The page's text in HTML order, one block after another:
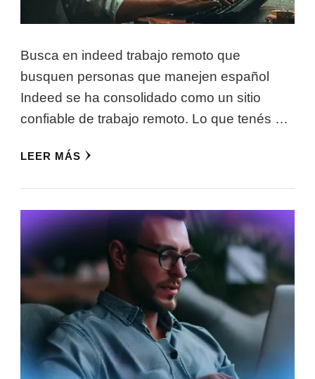
Busca en indeed trabajo remoto que
busquen personas que manejen español
Indeed se ha consolidado como un sitio
confiable de trabajo remoto. Lo que tenés …
LEER MÁS